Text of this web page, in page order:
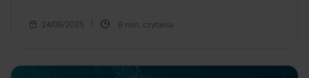
Savona to jedno z najważniejszych i największych miast
nazwa nie jest przypadkowa. Co warto zobaczyć w
24/06/2025 8 min. czytania